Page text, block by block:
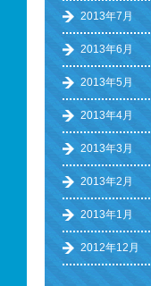
2013年7月
2013年6月
2013年5月
2013年4月
2013年3月
2013年2月
2013年1月
2012年12月